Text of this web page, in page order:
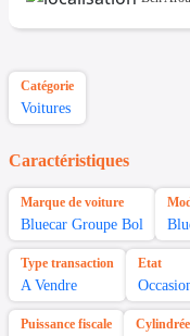
Catégorie
Voitures
Caractéristiques
Marque de voiture
Bluecar Groupe Bol
Type transaction
A Vendre
Etat
Puissance fiscale Cylindrée